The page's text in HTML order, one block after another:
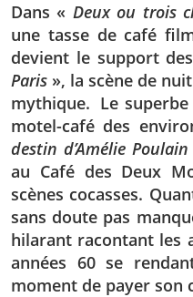
Dans « Deux ou trois
une tasse de café
devient le support
Paris », la scène de
mythique. Le superbe
motel-café des
destin d’Amélie Poulain
au Café des Deux
scènes cocasses.
sans doute pas
hilarant racontant les
années 60 se
moment de payer son